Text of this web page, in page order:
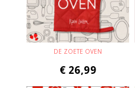
DE ZOETE OVEN
€ 26,99